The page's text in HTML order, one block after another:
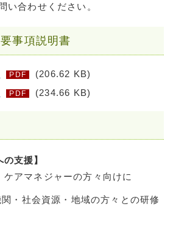
い合わせください。
事項説明書
PDF
(206.62 KB)
PDF (234.66 KB)
支援】
アマネジャーの方々向けに
・社会資源・地域の方々との研修